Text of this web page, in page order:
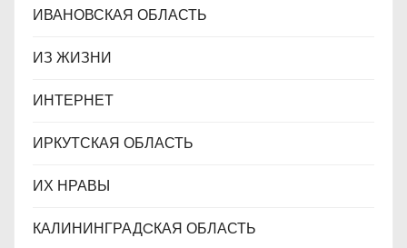
ИВАНОВСКАЯ ОБЛАСТЬ
ИЗ ЖИЗНИ
ИНТЕРНЕТ
ИРКУТСКАЯ ОБЛАСТЬ
ИХ НРАВЫ
КАЛИНИНГРАДCКАЯ ОБЛАСТЬ